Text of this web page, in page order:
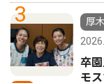
3
厚
卒
モ